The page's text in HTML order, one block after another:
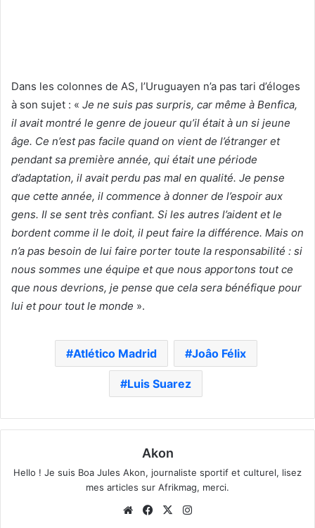
Dans les colonnes de AS, l’Uruguayen n’a pas tari d’éloges
à son sujet : « Je ne suis pas surpris, car même à Benfica,
il avait montré le genre de joueur qu’il était à un si jeune
âge. Ce n’est pas facile quand on vient de l’étranger et
pendant sa première année, qui était une période
d’adaptation, il avait perdu pas mal en qualité. Je pense
que cette année, il commence à donner de l’espoir aux
gens. Il se sent très confiant. Si les autres l’aident et le
bordent comme il le doit, il peut faire la différence. Mais on
n’a pas besoin de lui faire porter toute la responsabilité : si
nous sommes une équipe et que nous apportons tout ce
que nous devrions, je pense que cela sera bénéfique pour
lui et pour tout le monde ».
Atlético Madrid Joâo Félix
Luis Suarez
Akon
Hello ! Je suis Boa Jules Akon, journaliste sportif et culturel, lisez
mes articles sur Afrikmag, merci.
WebsiteFacebook
X